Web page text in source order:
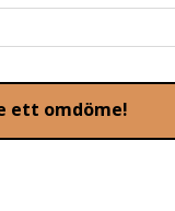
ett omdöme!